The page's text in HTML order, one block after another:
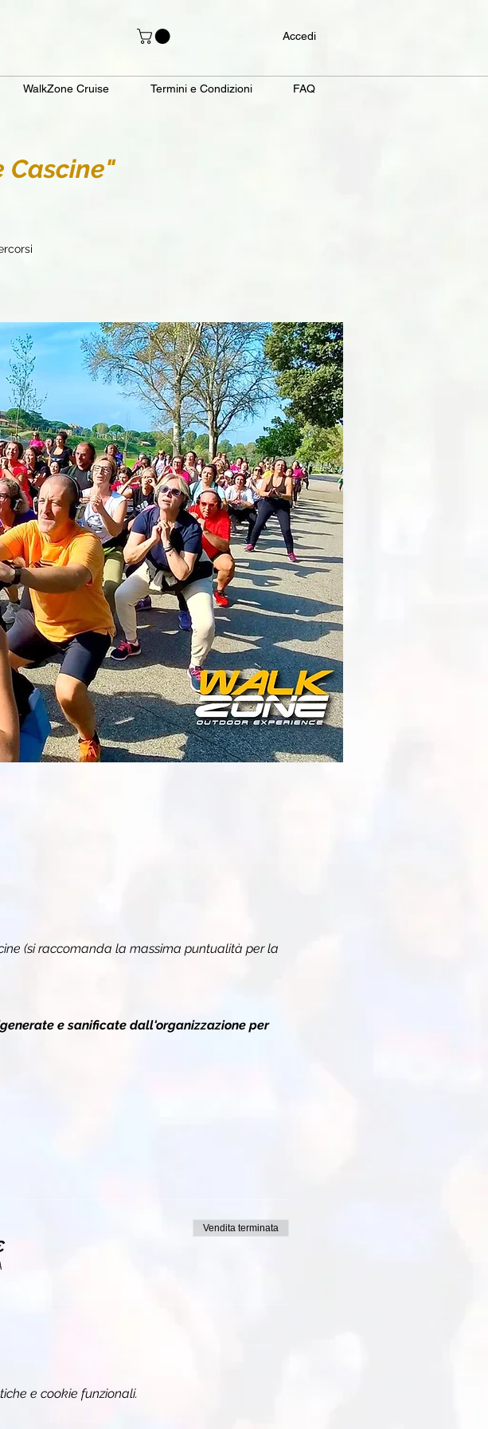
Accedi
WalkZone Cruise Termini e Condizioni FAQ
Cascine"
(si raccomanda la massima puntualità per la
e sanificate dall'organizzazione per
Vendita terminata
e cookie funzionali.